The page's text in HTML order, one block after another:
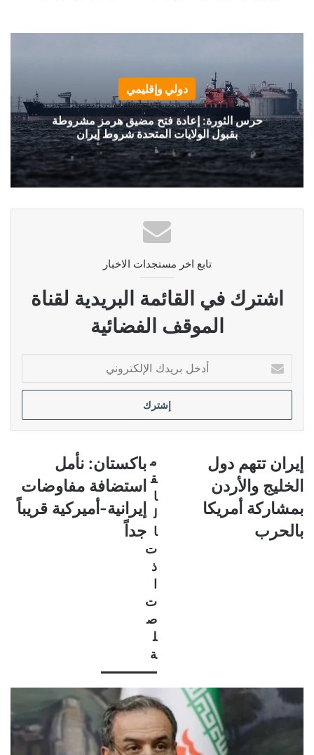
دولي وإقليمي
حرس الثورة: إعادة فتح مضيق هرمز مشروطة
بقبول الولايات المتحدة شروط إيران
تابع اخر مستجدات الاخبار
اشترك في القائمة البريدية لقناة
الموقف الفضائية
بريدك
الإلكتروني
إيران
تتهم
دول
الخليج
والأردن
بمشاركة
إيران تتهم دول
الخليج والأردن
بمشاركة أمريكا
بالحرب
باكستان:
نأمل
استضافة
مفاوضات
إيرانية-
أميركية
قريباً
باكستان: نأمل
استضافة مفاوضات
إيرانية-أميركية قريباً
جداً
م
ق
ا
ل
ا
ت
ذ
ت
ص
ل
ة